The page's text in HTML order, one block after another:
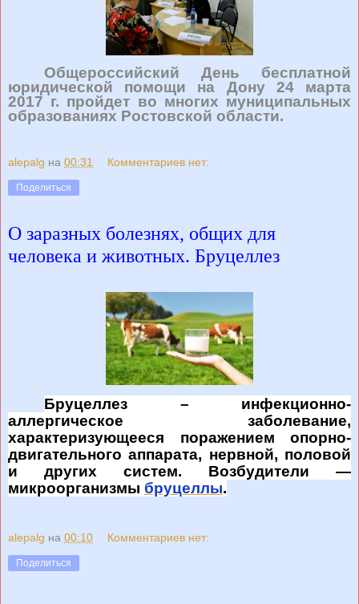
Общероссийский День бесплатной
юридической помощи на Дону 24 марта
2017 г. пройдет во многих муниципальных
образованиях Ростовской области.
alepalg на 00:31 Комментариев нет:
Поделиться
О заразных болезнях, общих для
человека и животных. Бруцеллез
Бруцеллез – инфекционно-
аллергическое заболевание,
характеризующееся поражением опорно-
двигательного аппарата, нервной, половой
и других систем. Возбудители —
микроорганизмы бруцеллы.
alepalg на 00:10 Комментариев нет:
Поделиться